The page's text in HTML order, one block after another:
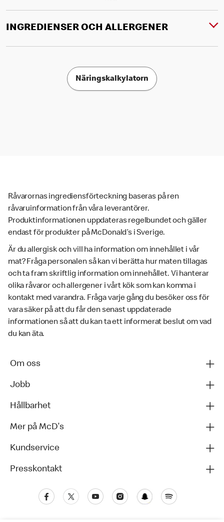
INGREDIENSER OCH ALLERGENER
Näringskalkylatorn
Råvarornas ingrediensförteckning baseras på ren
råvaruinformation från våra leverantörer.
Produktinformationen uppdateras regelbundet och gäller
endast för produkter på McDonald’s i Sverige.
Är du allergisk och vill ha information om innehållet i vår
mat? Fråga personalen så kan vi berätta hur maten tillagas
och ta fram skriftlig information om innehållet. Vi hanterar
olika råvaror och allergener i vårt kök som kan komma i
kontakt med varandra. Fråga varje gång du besöker oss för
vara säker på att du får den senast uppdaterade
informationen så att du kan ta ett informerat beslut om vad
du kan äta.
Om oss
Jobb
Hållbarhet
Mer på McD's
Kundservice
Presskontakt